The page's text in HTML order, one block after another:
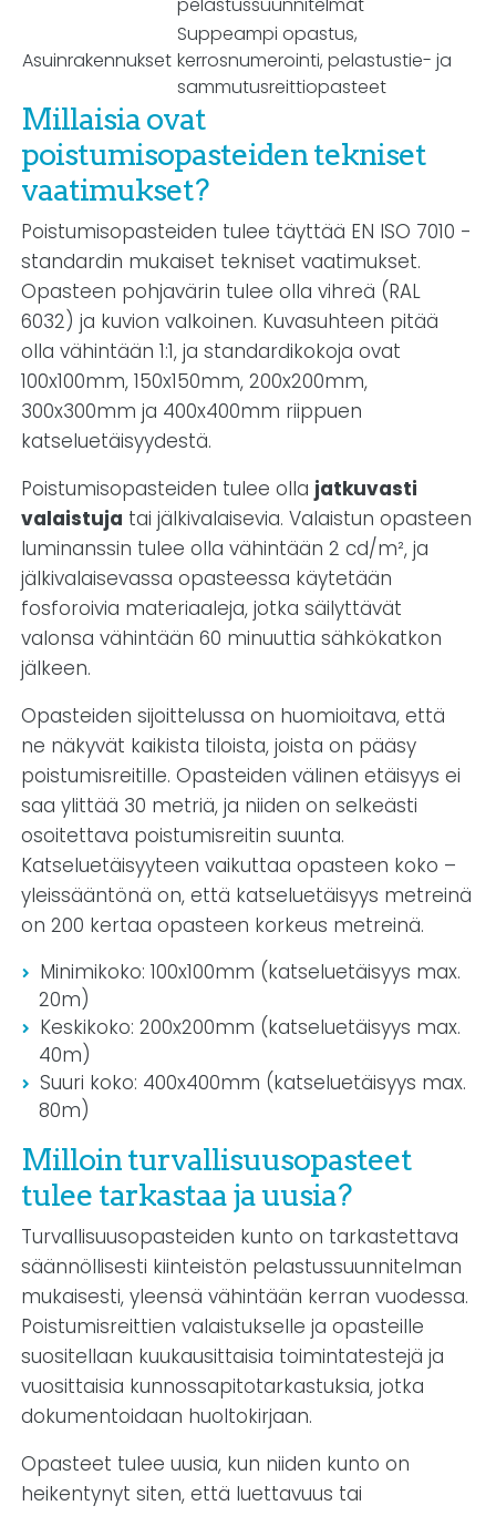
pelastussuunnitelmat
Asuinrakennukset
Suppeampi opastus,
kerrosnumerointi, pelastustie- ja
sammutusreittiopasteet
Millaisia ovat
poistumisopasteiden tekniset
vaatimukset?
Poistumisopasteiden tulee täyttää EN ISO 7010 -
standardin mukaiset tekniset vaatimukset.
Opasteen pohjavärin tulee olla vihreä (RAL
6032) ja kuvion valkoinen. Kuvasuhteen pitää
olla vähintään 1:1, ja standardikokoja ovat
100x100mm, 150x150mm, 200x200mm,
300x300mm ja 400x400mm riippuen
katseluetäisyydestä.
Poistumisopasteiden tulee olla jatkuvasti
valaistuja tai jälkivalaisevia. Valaistun opasteen
luminanssin tulee olla vähintään 2 cd/m², ja
jälkivalaisevassa opasteessa käytetään
fosforoivia materiaaleja, jotka säilyttävät
valonsa vähintään 60 minuuttia sähkökatkon
jälkeen.
Opasteiden sijoittelussa on huomioitava, että
ne näkyvät kaikista tiloista, joista on pääsy
poistumisreitille. Opasteiden välinen etäisyys ei
saa ylittää 30 metriä, ja niiden on selkeästi
osoitettava poistumisreitin suunta.
Katseluetäisyyteen vaikuttaa opasteen koko –
yleissääntönä on, että katseluetäisyys metreinä
on 200 kertaa opasteen korkeus metreinä.
Minimikoko: 100x100mm (katseluetäisyys max.
20m)
Keskikoko: 200x200mm (katseluetäisyys max.
40m)
Suuri koko: 400x400mm (katseluetäisyys max.
80m)
Milloin turvallisuusopasteet
tulee tarkastaa ja uusia?
Turvallisuusopasteiden kunto on tarkastettava
säännöllisesti kiinteistön pelastussuunnitelman
mukaisesti, yleensä vähintään kerran vuodessa.
Poistumisreittien valaistukselle ja opasteille
suositellaan kuukausittaisia toimintatestejä ja
vuosittaisia kunnossapitotarkastuksia, jotka
dokumentoidaan huoltokirjaan.
Opasteet tulee uusia, kun niiden kunto on
heikentynyt siten, että luettavuus tai